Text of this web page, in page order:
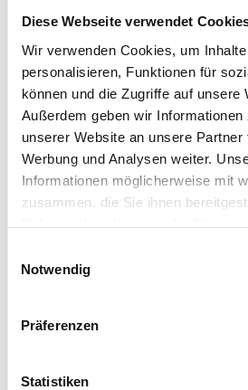
Diese Webseite verwendet
Wir verwenden Cookies, um
personalisieren, Funktionen für
können und die Zugriffe auf unsere
Außerdem geben wir
unserer Website an unsere Partner
Werbung und Analysen weiter.
Informationen möglicherweise mit
zusammen, die Sie ihnen
Webseite weiterhin nutzen.
Notwendig
Präferenzen
Statistiken
Kontakt
Zum Kontaktformular
E-Mail Adresse